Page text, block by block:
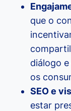
que o
diálogo
os
SEO e
estar